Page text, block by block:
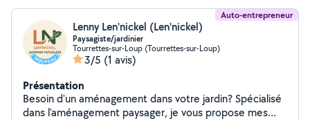
Auto-entrepreneur
Lenny Len'nickel (Len'nickel)
Paysagiste/jardinier
Tourrettes-sur-Loup (Tourrettes-sur-Loup)
3/5 (1 avis)
Présentation
Besoin d'un aménagement dans votre jardin? Spécialisé
dans l'aménagement paysager, je vous propose mes